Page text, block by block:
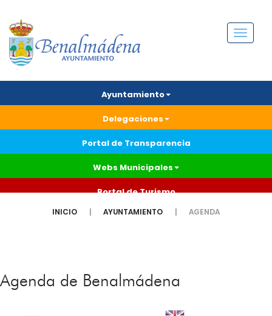
Menú
Ayuntamiento
Delegaciones
Portal de Transparencia
Webs Municipales
Portal de Turismo
INICIO AYUNTAMIENTO AGENDA
Agenda de Benalmádena